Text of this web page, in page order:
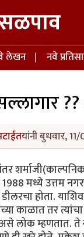
लेखन नवे
यांनी बुधवार,
मध्ये उत्तम
डीलरचा होता.
काळात तर
लोक म्हणतात. ते